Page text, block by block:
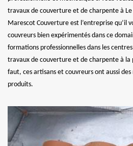
travaux de couverture et de charpente à
Marescot Couverture est l’entreprise qu’il
couvreurs bien expérimentés dans ce
formations professionnelles dans les
travaux de couverture et de charpente à la
faut, ces artisans et couvreurs ont aussi
produits.